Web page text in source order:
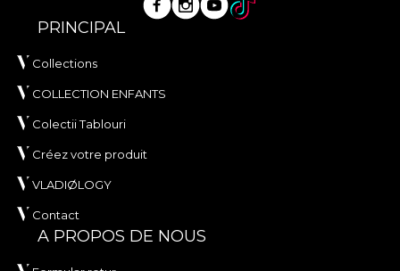
PRINCIPAL
Collections
COLLECTION ENFANTS
Colectii Tablouri
Créez votre produit
VLADIØLOGY
Contact
A PROPOS DE NOUS